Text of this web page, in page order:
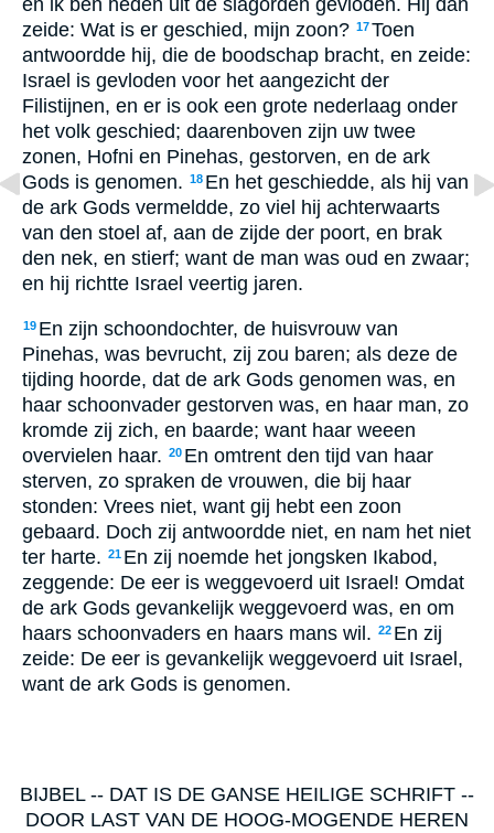
en ik ben heden uit de slagorden gevloden. Hij dan
zeide: Wat is er geschied, mijn zoon? 17Toen
antwoordde hij, die de boodschap bracht, en zeide:
Israel is gevloden voor het aangezicht der
Filistijnen, en er is ook een grote nederlaag onder
het volk geschied; daarenboven zijn uw twee
zonen, Hofni en Pinehas, gestorven, en de ark
Gods is genomen. 18 En het geschiedde, als hij van
de ark Gods vermeldde, zo viel hij achterwaarts
van den stoel af, aan de zijde der poort, en brak
den nek, en stierf; want de man was oud en zwaar;
en hij richtte Israel veertig jaren.
19 En zijn schoondochter, de huisvrouw van
Pinehas, was bevrucht, zij zou baren; als deze de
tijding hoorde, dat de ark Gods genomen was, en
haar schoonvader gestorven was, en haar man, zo
kromde zij zich, en baarde; want haar weeen
overvielen haar. 20 En omtrent den tijd van haar
sterven, zo spraken de vrouwen, die bij haar
stonden: Vrees niet, want gij hebt een zoon
gebaard. Doch zij antwoordde niet, en nam het niet
ter harte. 21 En zij noemde het jongsken Ikabod,
zeggende: De eer is weggevoerd uit Israel! Omdat
de ark Gods gevankelijk weggevoerd was, en om
haars schoonvaders en haars mans wil. 22 En zij
zeide: De eer is gevankelijk weggevoerd uit Israel,
want de ark Gods is genomen.
BIJBEL -- DAT IS DE GANSE HEILIGE SCHRIFT --
DOOR LAST VAN DE HOOG-MOGENDE HEREN